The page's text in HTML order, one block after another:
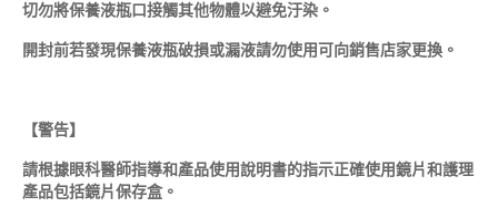
切勿將保養液瓶口接觸其他物體以避免汙染。
開封前若發現保養液瓶破損或漏液請勿使用可向銷售店家更換。
【警告】
請根據眼科醫師指導和產品使用說明書的指示正確使用鏡片和護理
產品包括鏡片保存盒。